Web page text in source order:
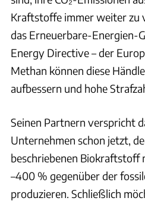
Kraftstoffe immer weiter zu
das Erneuerbare-Energien-
Energy Directive – der
Methan können diese
aufbessern und hohe
Seinen Partnern verspricht
Unternehmen schon jetzt,
beschriebenen Biokraftstoff
–400 % gegenüber der
produzieren. Schließlich